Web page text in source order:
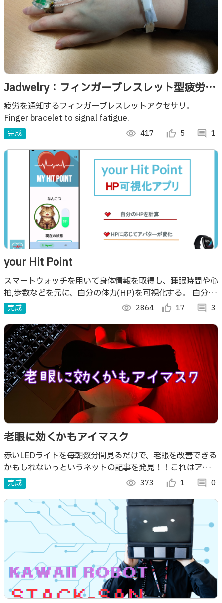
Jadwelry：フィンガーブレスレット型疲労通
知デバイス
疲労を通知するフィンガーブレスレットアクセサリ。
Finger bracelet to signal fatigue.
完成 visibility 417 thumb_up_alt 5 comment 1
your Hit Point
スマートウォッチを用いて身体情報を取得し、睡眠時間や心
拍,歩数などを元に、自分の体力(HP)を可視化する。 自分の
HPによって、アプリ内で設定したペットの表示が変わる。
フレンドのHPの可視化もできる。
完成 visibility 2864 thumb_up_alt 17 comment 3
老眼に効くかもアイマスク
赤いLEDライトを毎朝数分間見るだけで、老眼を改善できる
かもしれないっというネットの記事を発見！！これはアンチ
エイジングになるかもしれない！という訳で「老眼に効くか
もアイマスク」をつくります。
完成 visibility 373 thumb_up_alt 1 comment 0